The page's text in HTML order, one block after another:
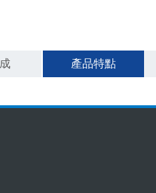
產品特點